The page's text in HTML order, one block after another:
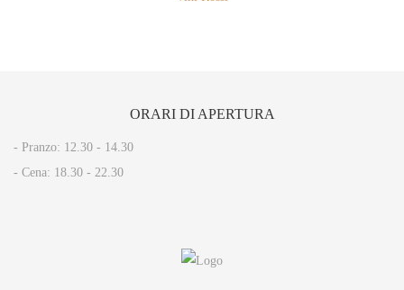
ORARIDI APERTURA
- Pranzo: 12.30 - 14.30​
- Cena: 18.30 - 22.30